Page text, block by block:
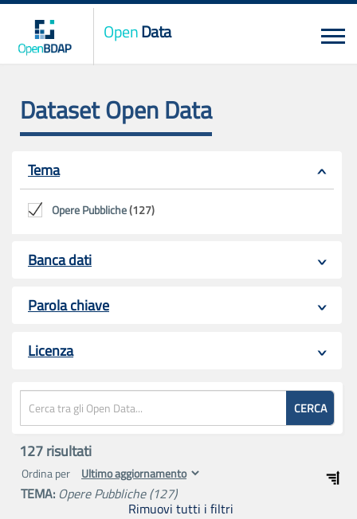
OpenData
Dataset Open Data
Tema
Opere Pubbliche(127)
Banca dati
Parola chiave
Licenza
CERCA
127risultati
Ordina per
TEMA: Opere Pubbliche(127)
Rimuovi tutti i filtri